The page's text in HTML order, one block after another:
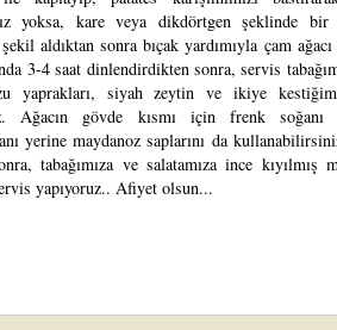
yoksa, kare veya dikdörtgen şeklinde bir
aldıktan sonra bıçak yardımıyla çam
3-4 saat dinlendirdikten sonra, servis
yaprakları, siyah zeytin ve ikiye
Ağacın gövde kısmı için frenk soğanı
yerine maydanoz saplarını da
tabağımıza ve salatamıza ince kıyılmış
yapıyoruz.. Afiyet olsun...